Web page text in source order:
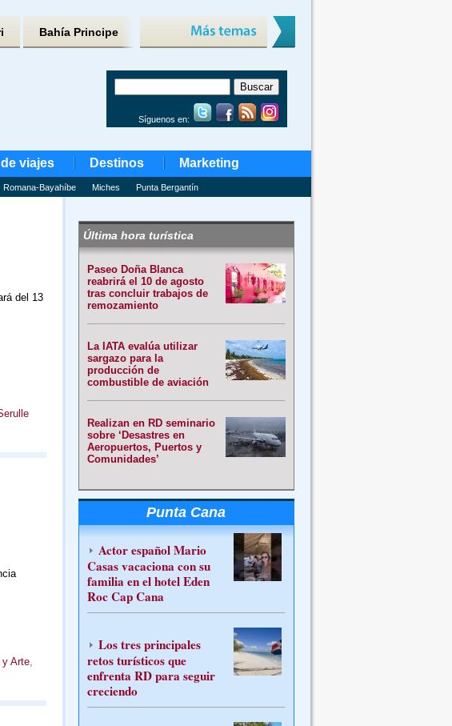
Bahía Principe
Síguenos en:
viajes Destinos Marketing
Romana-Bayahíbe Miches Punta Bergantín
del 13
y Arte,
Última hora turística
Paseo Doña Blanca
reabrirá el 10 de agosto
tras concluir trabajos de
remozamiento
La IATA evalúa utilizar
sargazo para la
producción de
combustible de aviación
Realizan en RD seminario
sobre ‘Desastres en
Aeropuertos, Puertos y
Comunidades’
Punta Cana
Actor español Mario
Casas vacaciona con su
familia en el hotel Eden
Roc Cap Cana
Los tres principales
retos turísticos que
enfrenta RD para seguir
creciendo